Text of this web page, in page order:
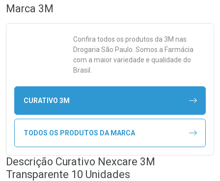
Marca 3M
Confira todos os produtos da 3M nas
Drogaria São Paulo. Somos a Farmácia
com a maior variedade e qualidade do
Brasil.
CURATIVO 3M
TODOS OS PRODUTOS DA MARCA
Descrição Curativo Nexcare 3M
Transparente 10 Unidades